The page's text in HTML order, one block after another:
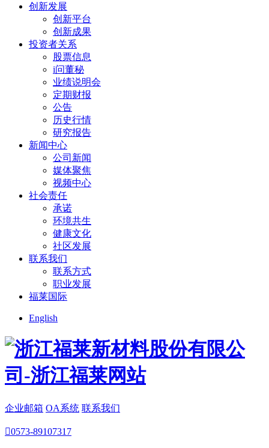
创新发展
创新平台
创新成果
投资者关系
股票信息
i问董秘
业绩说明会
定期财报
公告
历史行情
研究报告
新闻中心
公司新闻
媒体聚焦
视频中心
社会责任
承诺
环境共生
健康文化
社区发展
联系我们
联系方式
职业发展
福莱国际
English
企业邮箱 OA系统 联系我们
0573-89107317